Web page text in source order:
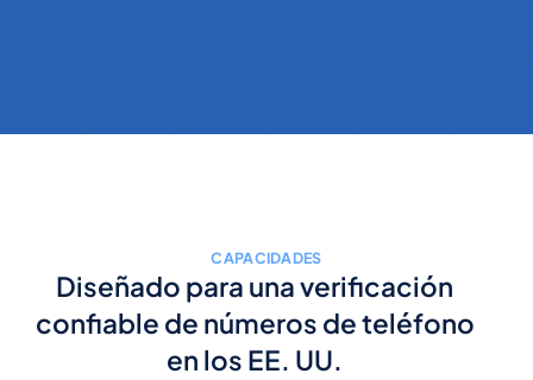
CAPACIDADES
Diseñado para una verificación
confiable de números de teléfono
en los EE. UU.